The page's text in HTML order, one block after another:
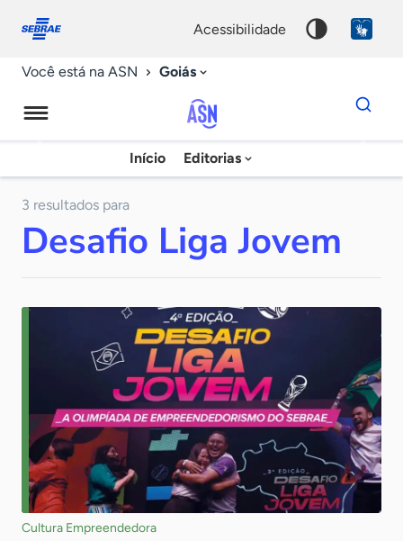
conosco
acessibilidade
Você está na ASN Goiás
Agência
Sebrae
Notícias
Início Editorias
Dados
para
chave
3 resultados para
Desafio Liga Jovem
Cultura Empreendedora